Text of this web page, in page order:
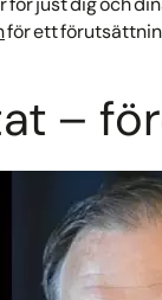
för ett
–